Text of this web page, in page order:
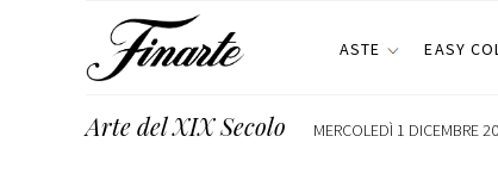
ASTE EASY
Arte del XIX Secolo MERCOLEDÌ 1 DICEMBRE